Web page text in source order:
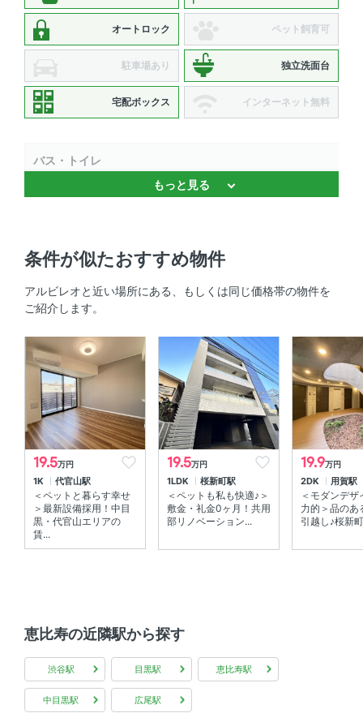
オートロック ペット飼育可
駐車場あり 独立洗面台
宅配ボックス インターネット無料
バス・トイレ
独立洗面台 、 バストイレ別 、 浴室乾燥機
システムキッチン 、 2口コンロ 、 コンロ2口以上
セキュリティ
室内設備
室内洗濯機置場 、 エアコン
部屋の特徴
ルーフバルコニー 、 メゾネット 、 全居室フローリング
、 角部屋
共用部
宅配ボックス
もっと見る
条件が似たおすすめ物件
アルビレオと近い場所にある、もしくは同じ価格帯の物件を
ご紹介します。
19.5万円
1K 代官山駅
＜ペットと暮らす幸せ
＞最新設備採用！中目
黒・代官山エリアの
賃...
19.5万円
1LDK 桜新町駅
＜ペットも私も快適♪＞
敷金・礼金0ヶ月！共用
部リノベーション...
19.9万円
2DK 用賀駅
＜モダンデザ
力的＞品のあ
引越し♪桜新
恵比寿の近隣駅から探す
渋谷駅 目黒駅 恵比寿駅
中目黒駅 広尾駅